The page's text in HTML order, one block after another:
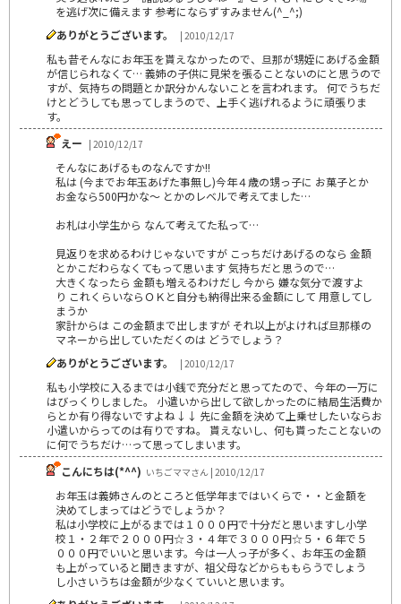
を逃げ次に備えます 参考にならずすみません(^_^;)
ありがとうございます。
| 2010/12/17
私も昔そんなにお年玉を貰えなかったので、旦那が甥姪にあげる金額
が信じられなくて… 義姉の子供に見栄を張ることないのにと思うので
すが、気持ちの問題とか訳分かんないことを言われます。 何でうちだ
けとどうしても思ってしまうので、上手く逃げれるように頑張りま
す。
えー | 2010/12/17
そんなにあげるものなんですか!!
私は (今までお年玉あげた事無し)今年４歳の甥っ子に お菓子とか
お金なら500円かな～ とかのレベルで考えてました…
お札は小学生から なんて考えてた私って…
見返りを求めるわけじゃないですが こっちだけあげるのなら 金額
とかこだわらなくてもって思います 気持ちだと思うので…
大きくなったら 金額も増えるわけだし 今から 嫌な気分で渡すよ
り これくらいならＯＫと自分も納得出来る金額にして 用意してし
まうか
家計からは この金額まで出しますが それ以上がよければ旦那様の
マネーから出していただくのは どうでしょう？
ありがとうございます。
| 2010/12/17
私も小学校に入るまでは小銭で充分だと思ってたので、今年の一万に
はびっくりしました。 小遣いから出して欲しかったのに結局生活費か
らとか有り得ないですよね↓↓ 先に金額を決めて上乗せしたいならお
小遣いからってのは有りですね。 貰えないし、何も貰ったことないの
に何でうちだけ…って思ってしまいます。
こんにちは(*^^) いちごママさん | 2010/12/17
お年玉は義姉さんのところと低学年まではいくらで・・と金額を
決めてしまってはどうでしょうか？
私は小学校に上がるまでは１０００円で十分だと思いますし小学
校１・２年で２０００円☆３・４年で３０００円☆５・６年で５
０００円でいいと思います。今は一人っ子が多く、お年玉の金額
も上がっていると聞きますが、祖父母などからももらうでしょう
し小さいうちは金額が少なくていいと思います。